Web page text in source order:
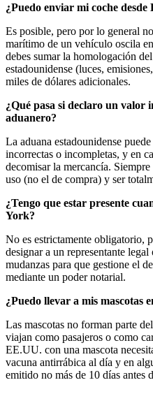
¿Puedo enviar mi coche
Es posible, pero por lo general
marítimo de un vehículo oscila
debes sumar la homologación
estadounidense (luces,
miles de dólares adicionales.
¿Qué pasa si declaro un valor
aduanero?
La aduana estadounidense
incorrectas o incompletas, y en
decomisar la mercancía.
uso (no el de compra) y ser
¿Tengo que estar presente
York?
No es estrictamente obligatorio,
designar a un representante
mudanzas para que gestione el
mediante un poder notarial.
¿Puedo llevar a mis mascotas
Las mascotas no forman parte
viajan como pasajeros o como
EE.UU. con una mascota
vacuna antirrábica al día y en
emitido no más de 10 días antes